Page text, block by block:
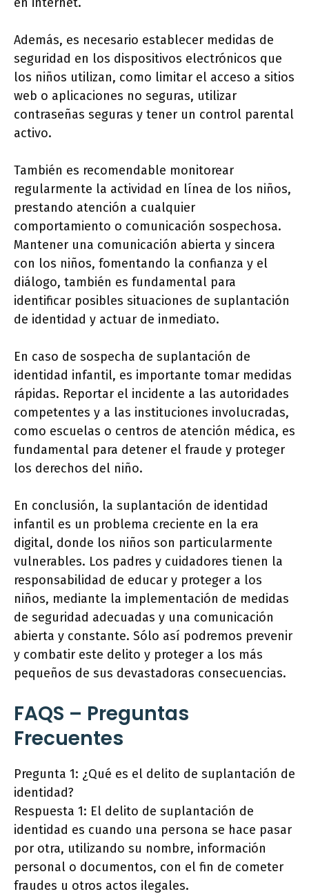
Además, es necesario establecer medidas de
seguridad en los dispositivos electrónicos que
los niños utilizan, como limitar el acceso a sitios
web o aplicaciones no seguras, utilizar
contraseñas seguras y tener un control parental
activo.
También es recomendable monitorear
regularmente la actividad en línea de los niños,
prestando atención a cualquier
comportamiento o comunicación sospechosa.
Mantener una comunicación abierta y sincera
con los niños, fomentando la confianza y el
diálogo, también es fundamental para
identificar posibles situaciones de suplantación
de identidad y actuar de inmediato.
En caso de sospecha de suplantación de
identidad infantil, es importante tomar medidas
rápidas. Reportar el incidente a las autoridades
competentes y a las instituciones involucradas,
como escuelas o centros de atención médica, es
fundamental para detener el fraude y proteger
los derechos del niño.
En conclusión, la suplantación de identidad
infantil es un problema creciente en la era
digital, donde los niños son particularmente
vulnerables. Los padres y cuidadores tienen la
responsabilidad de educar y proteger a los
niños, mediante la implementación de medidas
de seguridad adecuadas y una comunicación
abierta y constante. Sólo así podremos prevenir
y combatir este delito y proteger a los más
pequeños de sus devastadoras consecuencias.
FAQS – Preguntas
Frecuentes
Pregunta 1: ¿Qué es el delito de suplantación de
identidad?
Respuesta 1: El delito de suplantación de
identidad es cuando una persona se hace pasar
por otra, utilizando su nombre, información
personal o documentos, con el fin de cometer
fraudes u otros actos ilegales.